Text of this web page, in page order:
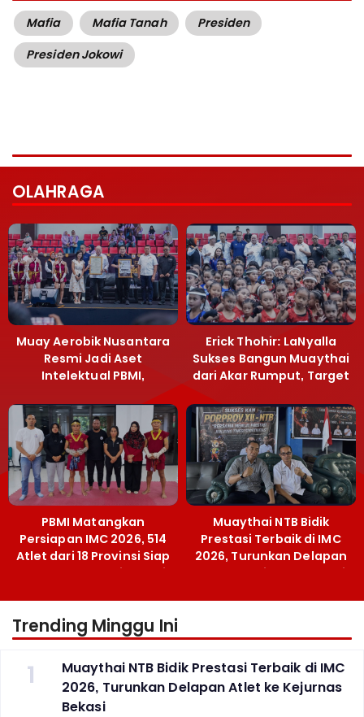
Mafia Mafia Tanah
Presiden
Presiden Jokowi
OLAHRAGA
Muay Aerobik Nusantara
Resmi Jadi Aset
Intelektual PBMI,
Terobosan Bangun
Grassroots
Erick Thohir: LaNyalla
Sukses Bangun Muaythai
dari Akar Rumput, Target
PBMI Matangkan
Persiapan IMC 2026, 514
Atlet dari 18 Provinsi Siap
Berlaga Besok di Bekasi
Muaythai NTB Bidik
Prestasi Terbaik di IMC
2026, Turunkan Delapan
Atlet ke Kejurnas Bekasi
Trending Minggu Ini
1
Muaythai NTB Bidik Prestasi Terbaik di IMC
2026, Turunkan Delapan Atlet ke Kejurnas
Bekasi